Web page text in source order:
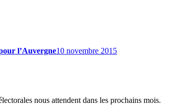
l’Auvergne10 novembre 2015
nous attendent dans les prochains mois.